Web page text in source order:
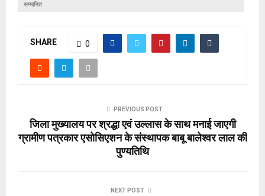
सम्मानित
SHARE 0
PREVIOUS POST
जिला मुख्यालय पर श्रद्धा एवं उल्लास के साथ मनाई जाएगी
ग्रामीण पत्रकार एसोसिएशन के संस्थापक बाबू बालेश्वर लाल की
पुण्यतिथि
NEXT POST